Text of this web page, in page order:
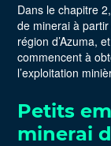
Dans le chapitre
de minerai à
région d’Azuma,
commencent à
l’exploitation
Petits
minerai